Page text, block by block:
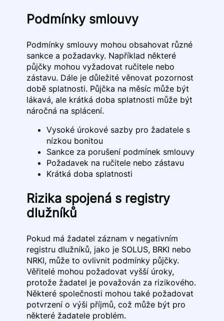
Podmínky smlouvy
Podmínky smlouvy mohou obsahovat různé
sankce a požadavky. Například některé
půjčky mohou vyžadovat ručitele nebo
zástavu. Dále je důležité věnovat pozornost
době splatnosti. Půjčka na měsíc může být
lákavá, ale krátká doba splatnosti může být
náročná na splácení.
Vysoké úrokové sazby pro žadatele s
nízkou bonitou
Sankce za porušení podmínek smlouvy
Požadavek na ručitele nebo zástavu
Krátká doba splatnosti
Rizika spojená s registry
dlužníků
Pokud má žadatel záznam v negativním
registru dlužníků, jako je SOLUS, BRKI nebo
NRKI, může to ovlivnit podmínky půjčky.
Věřitelé mohou požadovat vyšší úroky,
protože žadatel je považován za rizikového.
Některé společnosti mohou také požadovat
potvrzení o výši příjmů, což může být pro
některé žadatele problém.